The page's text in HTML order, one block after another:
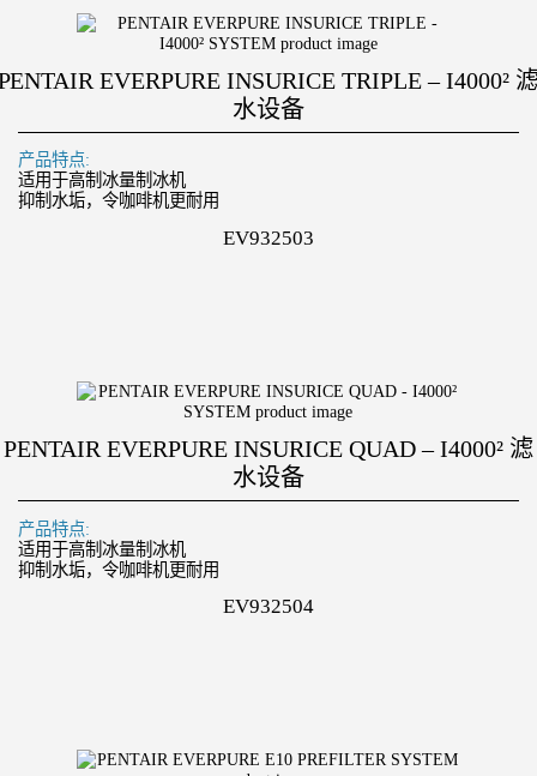
EVERPURE INSURICE TRIPLE – I4000²
水设备
产品特点:
适用于高制冰量制冰机
抑制水垢，令咖啡机更耐用
EV932503
PENTAIR EVERPURE INSURICE QUAD – I4000² 滤
水设备
产品特点:
适用于高制冰量制冰机
抑制水垢，令咖啡机更耐用
EV932504